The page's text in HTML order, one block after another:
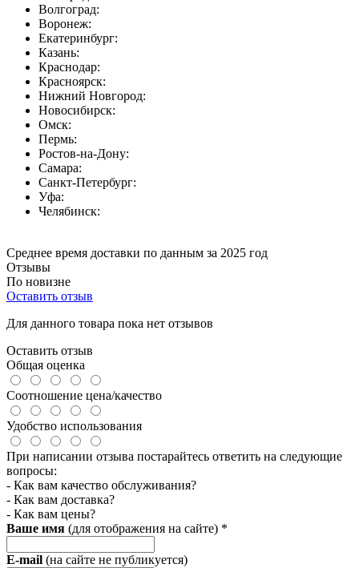
Волгоград:
Воронеж:
Екатеринбург:
Казань:
Краснодар:
Красноярск:
Нижний Новгород:
Новосибирск:
Омск:
Пермь:
Ростов-на-Дону:
Самара:
Санкт-Петербург:
Уфа:
Челябинск:
Среднее время доставки по данным за 2025 год
Отзывы
По новизне
Оставить отзыв
Для данного товара пока нет отзывов
Оставить отзыв
Общая оценка
Соотношение цена/качество
Удобство использования
При написании отзыва постарайтесь ответить на следующие
вопросы:
- Как вам качество обслуживания?
- Как вам доставка?
- Как вам цены?
Ваше имя (для отображения на сайте) *
E-mail (на сайте не публикуется)